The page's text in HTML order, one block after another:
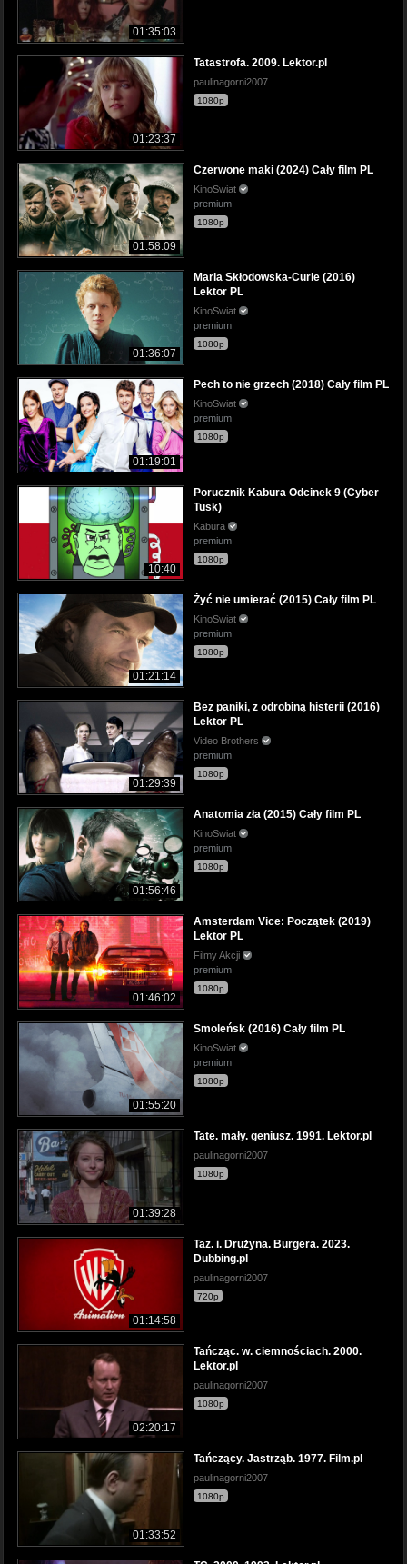
01:35:03
01:23:37
Tatastrofa. 2009. Lektor.pl
paulinagorni2007
1080p
01:58:09
Czerwone maki (2024) Cały film PL
KinoSwiat
premium
1080p
01:36:07
Maria Skłodowska-Curie (2016)
Lektor PL
KinoSwiat
premium
1080p
01:19:01
Pech to nie grzech (2018) Cały film PL
KinoSwiat
premium
1080p
10:40
Porucznik Kabura Odcinek 9 (Cyber
Tusk)
Kabura
premium
1080p
01:21:14
Żyć nie umierać (2015) Cały film PL
KinoSwiat
premium
1080p
01:29:39
Bez paniki, z odrobiną histerii (2016)
Lektor PL
Video Brothers
premium
1080p
01:56:46
Anatomia zła (2015) Cały film PL
KinoSwiat
premium
1080p
01:46:02
Amsterdam Vice: Początek (2019)
Lektor PL
Filmy Akcji
premium
1080p
01:55:20
Smoleńsk (2016) Cały film PL
KinoSwiat
premium
1080p
01:39:28
Tate. mały. geniusz. 1991. Lektor.pl
paulinagorni2007
1080p
01:14:58
Taz. i. Drużyna. Burgera. 2023.
Dubbing.pl
paulinagorni2007
720p
02:20:17
Tańcząc. w. ciemnościach. 2000.
Lektor.pl
paulinagorni2007
1080p
01:33:52
Tańczący. Jastrząb. 1977. Film.pl
paulinagorni2007
1080p